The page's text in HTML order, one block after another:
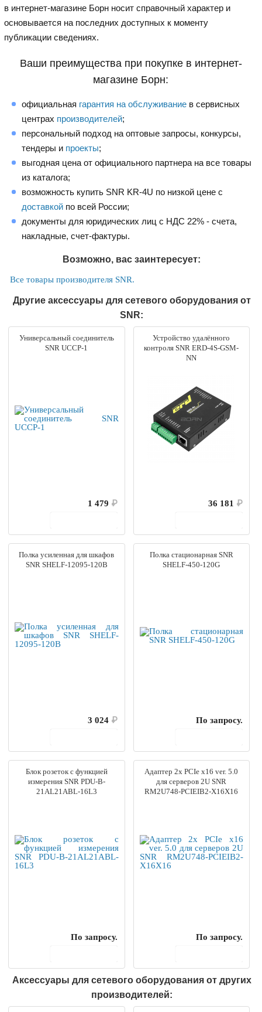
в интернет-магазине Борн носит справочный характер и
основывается на последних доступных к моменту
публикации сведениях.
Ваши преимущества при покупке в интернет-
магазине Борн:
официальная гарантия на обслуживание в сервисных
центрах производителей;
персональный подход на оптовые запросы, конкурсы,
тендеры и проекты;
выгодная цена от официального партнера на все товары
из каталога;
возможность купить SNR KR-4U по низкой цене с
доставкой по всей России;
документы для юридических лиц с НДС 22% - счета,
накладные, счет-фактуры.
Возможно, вас заинтересует:
Все товары производителя SNR.
Другие аксессуары для сетевого оборудования от
SNR:
Универсальный соединитель
SNR UCCP-1
1 479 ₽
Устройство удалённого
контроля SNR ERD-4S-GSM-
NN
36 181 ₽
Полка усиленная для шкафов
SNR SHELF-12095-120B
3 024 ₽
Полка стационарная SNR
SHELF-450-120G
По запросу.
Блок розеток с функцией
измерения SNR PDU-B-
21AL21ABL-16L3
По запросу.
Адаптер 2x PCIe x16 ver. 5.0
для серверов 2U SNR
RM2U748-PCIEIB2-X16X16
По запросу.
Аксессуары для сетевого оборудования от других
производителей: